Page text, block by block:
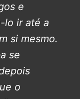
e
lo ir até a
si mesmo.
se
o